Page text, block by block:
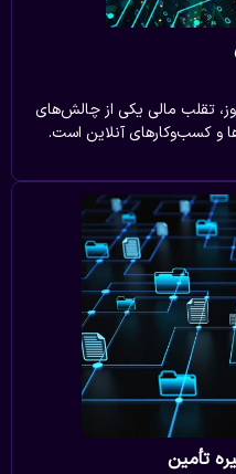
تقلب مالی یکی از چالش‌های
و کسب‌وکارهای آنلاین است.
تأمین